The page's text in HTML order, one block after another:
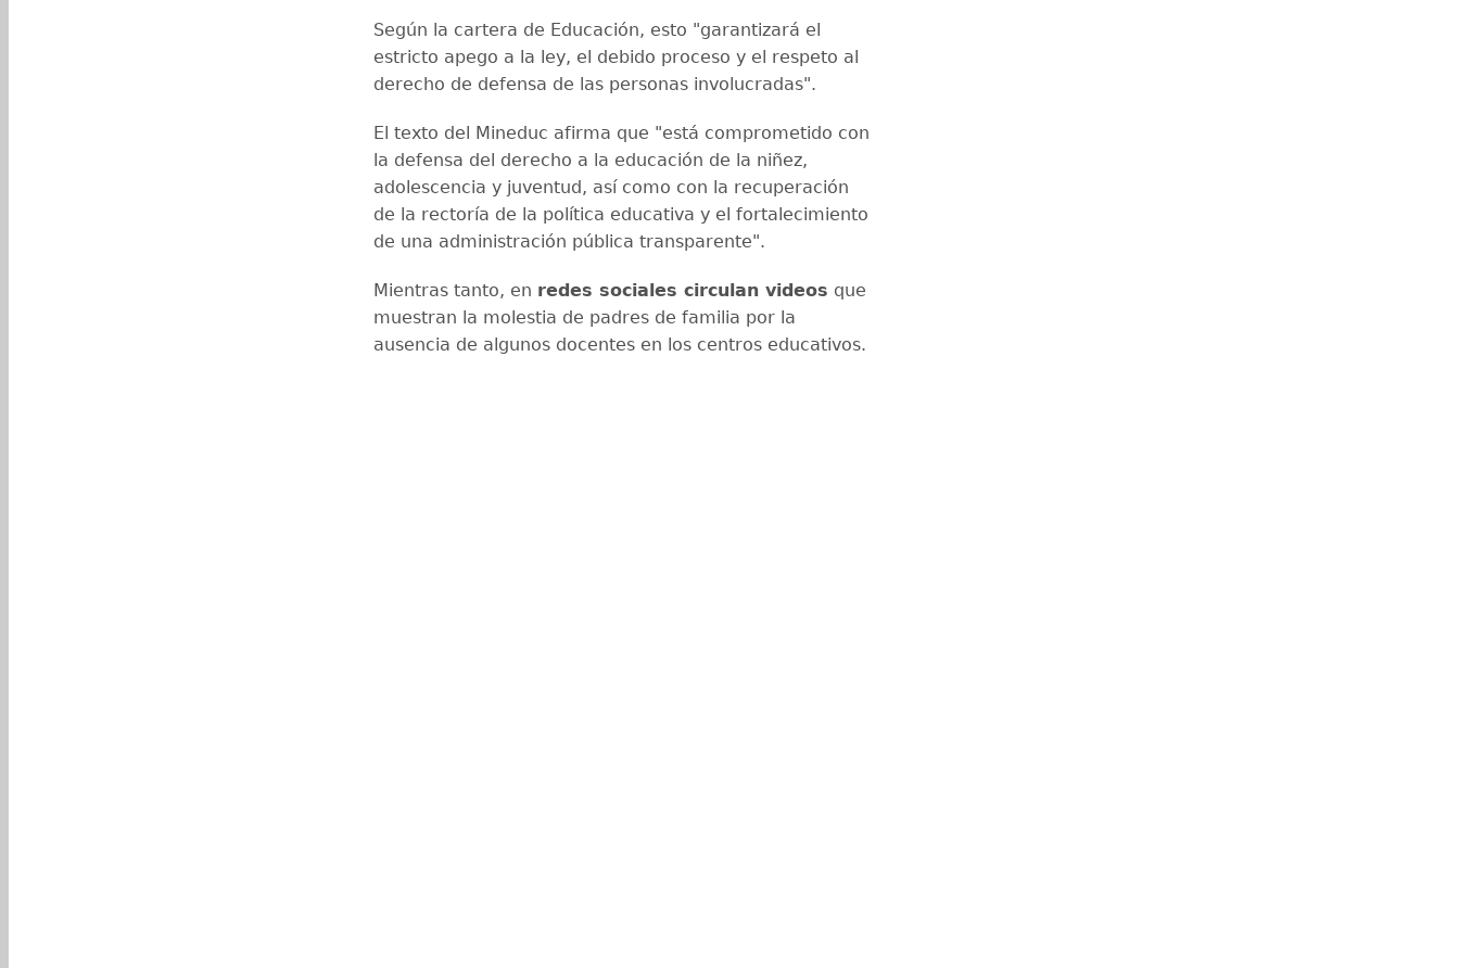
Según la cartera de Educación, esto "garantizará el
estricto apego a la ley, el debido proceso y el respeto al
derecho de defensa de las personas involucradas".
El texto del Mineduc afirma que "está comprometido con
la defensa del derecho a la educación de la niñez,
adolescencia y juventud, así como con la recuperación
de la rectoría de la política educativa y el fortalecimiento
de una administración pública transparente".
Mientras tanto, en redes sociales circulan videos que
muestran la molestia de padres de familia por la
ausencia de algunos docentes en los centros educativos.